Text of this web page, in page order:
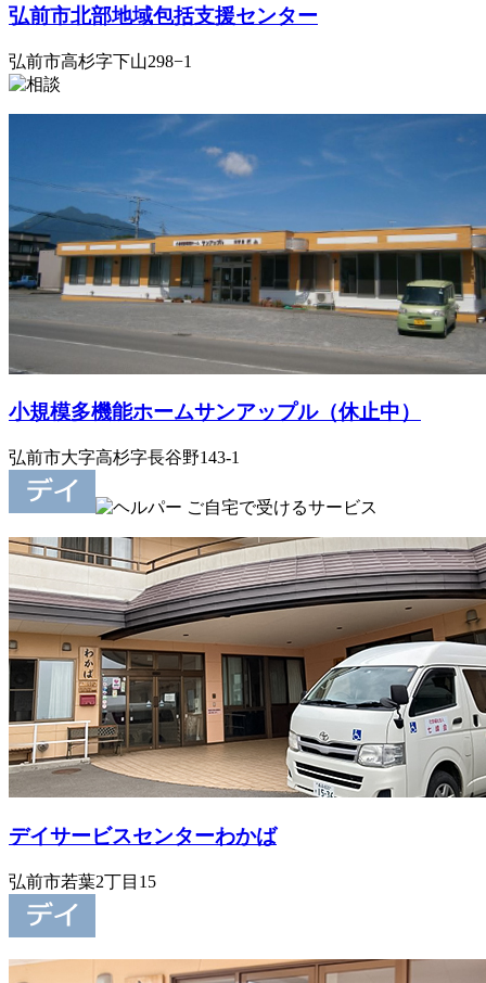
弘前市北部地域包括支援センター
弘前市高杉字下山298−1
小規模多機能ホームサンアップル（休止中）
弘前市大字高杉字長谷野143-1
デイサービスセンターわかば
弘前市若葉2丁目15